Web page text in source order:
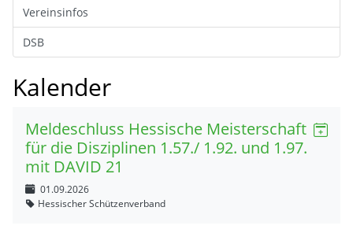
Vereinsinfos
DSB
Kalender
Meldeschluss Hessische Meisterschaft
für die Disziplinen 1.57./ 1.92. und 1.97.
mit DAVID 21
01.09.2026
Hessischer Schützenverband